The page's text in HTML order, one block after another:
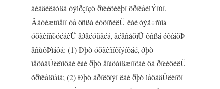
äéáäéêáóßá óýìðçîçò ðïëéôéêþí õðïêåéìÝíùí.
Âáóéæüìåíï óå ôñßá éóôïñéêÜ êáé óýã÷ñïíá
óõãêñïõóéáêÜ åðåéóüäéá, äéåñåõíÜ ôñßá óõíáöÞ
åñùôÞìáôá: (1) Ðþò óõãêñïôïýíôáé, ðþò
ìåôáâÜëëïíôáé êáé ðþò åîáöáíßæïíôáé ôá ðïëéôéêÜ
õðïêåßìåíá; (2) Ðþò áðïêôïýí êáé ðþò ìåôáâÜëëïõí